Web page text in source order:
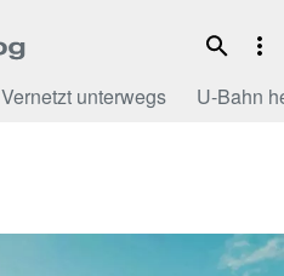
Vernetzt unterwegs U-Bahn